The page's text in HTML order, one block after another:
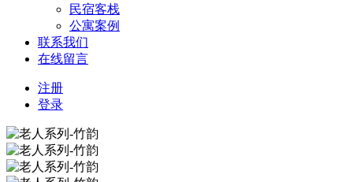
民宿客栈
公寓案例
联系我们
在线留言
注册
登录